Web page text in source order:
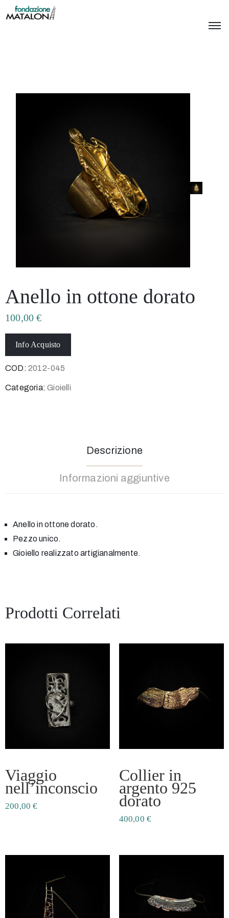
Anello in ottone dorato
100,00€
Info Acquisto
COD: 2012-045
Categoria:Gioielli
Descrizione
Informazioni aggiuntive
Anello in ottone dorato.
Pezzo unico.
Gioiello realizzato artigianalmente.
Prodotti Correlati
Viaggio
nell’inconscio
200,00€
Collier in
argento 925
dorato
400,00 €